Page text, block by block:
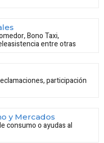
Bono Taxi,
entre otras
participación
y Mercados
consumo o ayudas al